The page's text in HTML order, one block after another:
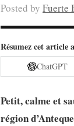
Posted by Fuerte
Résumez cet article
ChatGPT
Petit, calme et
région